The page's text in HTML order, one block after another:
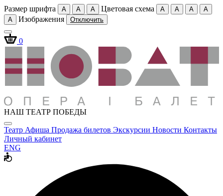
Размер шрифта A A A Цветовая схема A A A
A
A
Изображения Отключить
0
НАШ ТЕАТР ПОБЕДЫ
Театр Афиша Продажа билетов Экскурсии Новости Контакты
Личный кабинет
ENG